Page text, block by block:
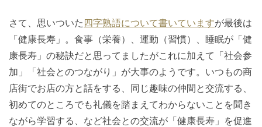
さて、思いついた 四字熟語について書いていますが最後は
「健康長寿」。食事（栄養）、運動（習慣）、睡眠が「健
康長寿」の秘訣だと思ってましたがこれに加えて「社会参
加」「社会とのつながり」が大事のようです。いつもの商
店街でお店の方と話をする、同じ趣味の仲間と交流する、
初めてのところでも礼儀を踏まえてわからないことを聞き
ながら学習する、など社会との交流が「健康長寿」を促進